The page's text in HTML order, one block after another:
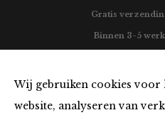
Wij gebruiken cookies voor
website, analyseren van
Gratis
Binnen 3-5